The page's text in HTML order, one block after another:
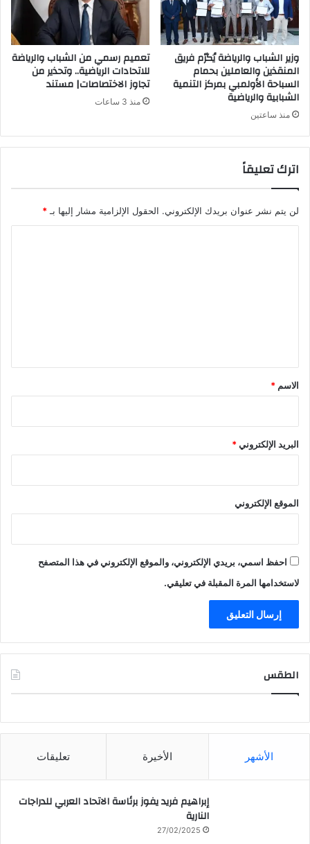
وزير الشباب والرياضة يُكرّم فريق
المنقذين والعاملين بحمام
السباحة الأولمبي بمركز التنمية
الشبابية والرياضية
منذ ساعتين
تعميم رسمي من الشباب والرياضة
للاتحادات الرياضية.. وتحذير من
تجاوز الاختصاصات| مستند
منذ 3 ساعات
اترك تعليقاً
لن يتم نشر عنوان بريدك الإلكتروني. الحقول الإلزامية مشار إليها بـ*
*
الاسم *
البريد الإلكتروني*
الموقع الإلكتروني
احفظ اسمي، بريدي الإلكتروني، والموقع الإلكتروني في هذا المتصفح
لاستخدامها المرة المقبلة في تعليقي.
الطقس
الأشهر الأخيرة تعليقات
إبراهيم فريد يفوز برئاسة الاتحاد العربي للدراجات
النارية
27/02/2025